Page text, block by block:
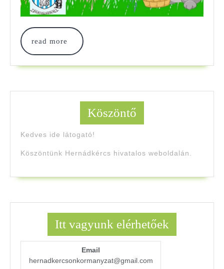
read more
read
more
Köszöntő
Kedves ide látogató!
Köszöntünk Hernádkércs hivatalos weboldalán.
Itt vagyunk elérhetőek
Email
hernadkercsonkormanyzat@gmail.com